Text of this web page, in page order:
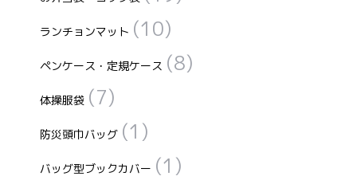
ランチョンマット (10)
ペンケース・定規ケース (8)
体操服袋 (7)
防災頭巾バッグ (1)
バッグ型ブックカバー (1)